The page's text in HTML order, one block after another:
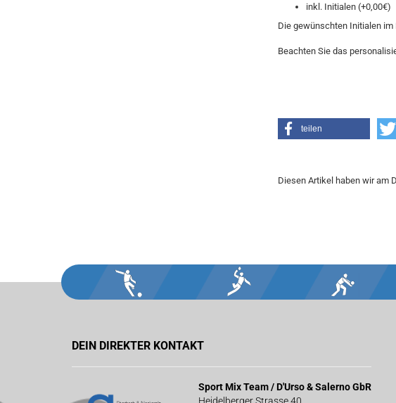
inkl. Initialen (+0,00€)
Die gewünschten Initialen im
Beachten Sie das
teilen
Diesen Artikel haben wir am
DEIN DIREKTER KONTAKT
Sport Mix Team / D'Urso & Salerno GbR